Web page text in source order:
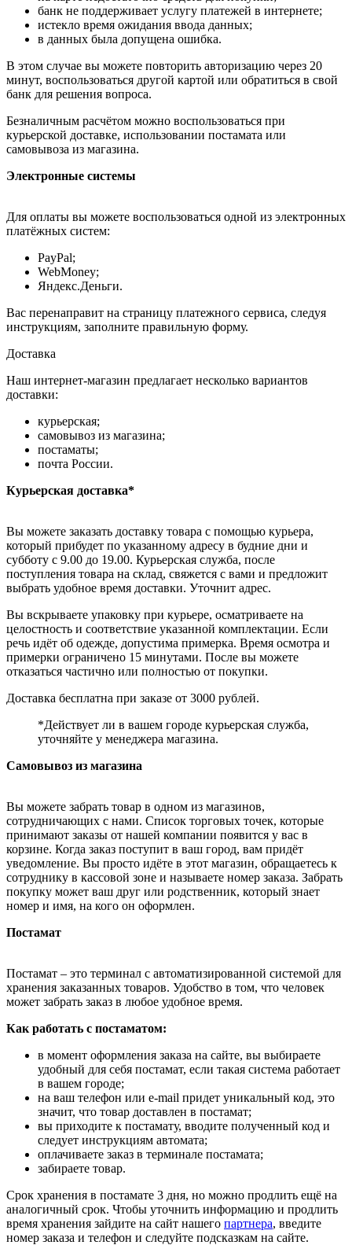
банк не поддерживает услугу платежей в интернете;
истекло время ожидания ввода данных;
в данных была допущена ошибка.
В этом случае вы можете повторить авторизацию через 20
минут, воспользоваться другой картой или обратиться в свой
банк для решения вопроса.
Безналичным расчётом можно воспользоваться при
курьерской доставке, использовании постамата или
самовывоза из магазина.
Электронные системы
Для оплаты вы можете воспользоваться одной из электронных
платёжных систем:
PayPal;
WebMoney;
Яндекс.Деньги.
Вас перенаправит на страницу платежного сервиса, следуя
инструкциям, заполните правильную форму.
Доставка
Наш интернет-магазин предлагает несколько вариантов
доставки:
курьерская;
самовывоз из магазина;
постаматы;
почта России.
Курьерская доставка*
Вы можете заказать доставку товара с помощью курьера,
который прибудет по указанному адресу в будние дни и
субботу с 9.00 до 19.00. Курьерская служба, после
поступления товара на склад, свяжется с вами и предложит
выбрать удобное время доставки. Уточнит адрес.
Вы вскрываете упаковку при курьере, осматриваете на
целостность и соответствие указанной комплектации. Если
речь идёт об одежде, допустима примерка. Время осмотра и
примерки ограничено 15 минутами. После вы можете
отказаться частично или полностью от покупки.
Доставка бесплатна при заказе от 3000 рублей.
*Действует ли в вашем городе курьерская служба,
уточняйте у менеджера магазина.
Самовывоз из магазина
Вы можете забрать товар в одном из магазинов,
сотрудничающих с нами. Список торговых точек, которые
принимают заказы от нашей компании появится у вас в
корзине. Когда заказ поступит в ваш город, вам придёт
уведомление. Вы просто идёте в этот магазин, обращаетесь к
сотруднику в кассовой зоне и называете номер заказа. Забрать
покупку может ваш друг или родственник, который знает
номер и имя, на кого он оформлен.
Постамат
Постамат – это терминал с автоматизированной системой для
хранения заказанных товаров. Удобство в том, что человек
может забрать заказ в любое удобное время.
Как работать с постаматом:
в момент оформления заказа на сайте, вы выбираете
удобный для себя постамат, если такая система работает
в вашем городе;
на ваш телефон или e-mail придет уникальный код, это
значит, что товар доставлен в постамат;
вы приходите к постамату, вводите полученный код и
следует инструкциям автомата;
оплачиваете заказ в терминале постамата;
забираете товар.
Срок хранения в постамате 3 дня, но можно продлить ещё на
аналогичный срок. Чтобы уточнить информацию и продлить
время хранения зайдите на сайт нашего партнера, введите
номер заказа и телефон и следуйте подсказкам на сайте.